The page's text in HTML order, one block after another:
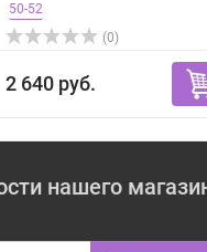
50-52
(0)
2 640 руб.
нашего